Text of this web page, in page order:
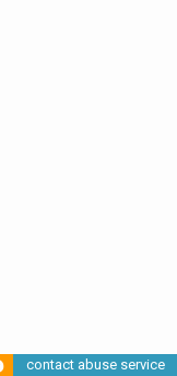
contact abuse service